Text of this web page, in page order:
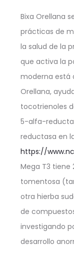
Bixa Orellana
prácticas de
la salud de la
que activa la
moderna está
Orellana,
tocotrienoles
5-alfa-
reductasa en
https://
Mega T3
tomentosa
otra hierba
de
investigando
desarrollo